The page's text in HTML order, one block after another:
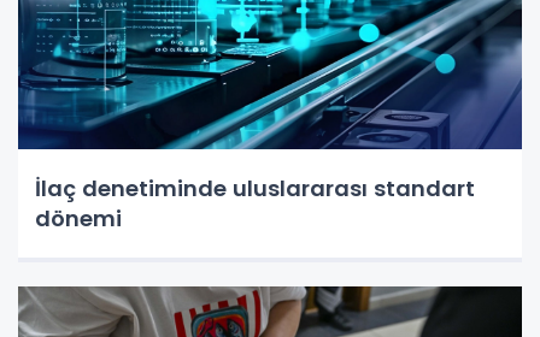
İlaç denetiminde uluslararası standart
dönemi